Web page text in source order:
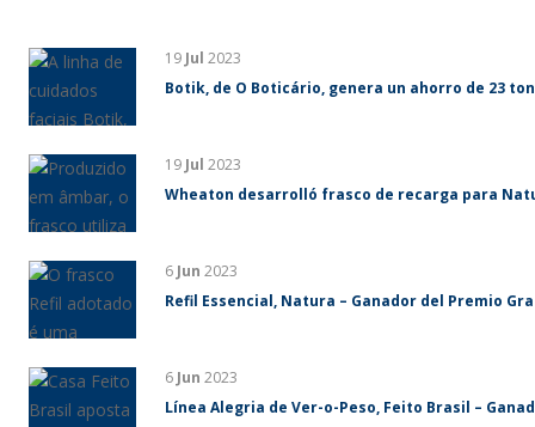
19Jul 2023
Botik, de O Boticário, genera un ahorro de 23
19Jul 2023
Wheaton desarrolló frasco de recarga para
6Jun 2023
Refil Essencial, Natura – Ganador del Premio
6Jun 2023
Línea Alegria de Ver-o-Peso, Feito Brasil –